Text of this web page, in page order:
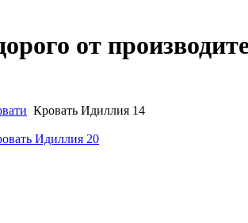
от
Кровать Идиллия 14
Идиллия 20